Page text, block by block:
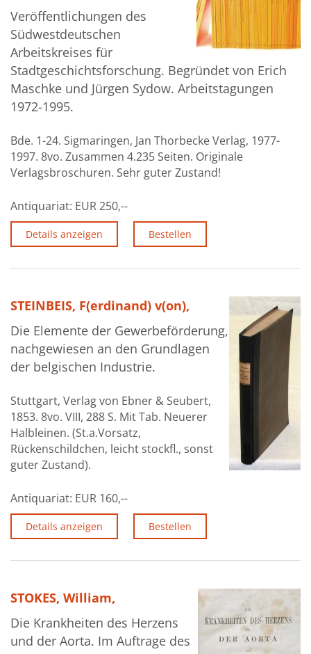
Veröffentlichungen des
Südwestdeutschen
Arbeitskreises für
Stadtgeschichtsforschung. Begründet von Erich
Maschke und Jürgen Sydow. Arbeitstagungen
1972-1995.
Bde. 1-24. Sigmaringen, Jan Thorbecke Verlag, 1977-
1997. 8vo. Zusammen 4.235 Seiten. Originale
Verlagsbroschuren. Sehr guter Zustand!
Antiquariat: EUR 250,--
Details anzeigen Bestellen
STEINBEIS, F(erdinand) v(on),
Die Elemente der Gewerbeförderung,
nachgewiesen an den Grundlagen
der belgischen Industrie.
Stuttgart, Verlag von Ebner & Seubert,
1853. 8vo. VIII, 288 S. Mit Tab. Neuerer
Halbleinen. (St.a.Vorsatz,
Rückenschildchen, leicht stockfl., sonst
guter Zustand).
Antiquariat: EUR 160,--
Details anzeigen Bestellen
STOKES, William,
Die Krankheiten des Herzens
und der Aorta. Im Auftrage des